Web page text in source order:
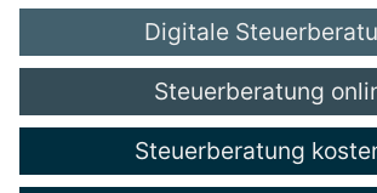
Digitale
Steuerberatung
Steuerberatung